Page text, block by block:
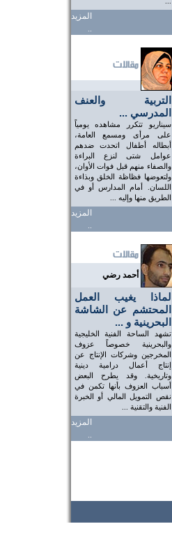
المزيد
..
التربية والعنف
المدرسي ...
سيناريو تتكرر مشاهده يومياً
على مرأى ومسمع العامة،
أبطاله أطفال اتحدت ضدهم
عوامل شتى لنزع البراءة
والصفاء منهم قبل فوات الأوان،
ولتعوضها فظاظة الخلق وبذاءة
اللسان. أمام المدارس أو في
الطريق منها وإليه ...
المزيد
..
أحمد رضي
لماذا يغيب العمل
المحتشم عن الشاشة
البحرينية و ...
تشهد الساحة الفنية الخليجية
والبحرينية خصوصاً عزوف
المخرجين وشركات الإنتاج عن
إنتاج أعمال درامية دينية
وتاريخية. وقد يطرح البعض
أسباب العزوف بأنها تكمن في
نقص التمويل المالي أو الخبرة
الفنية والتقنية ...
المزيد
..